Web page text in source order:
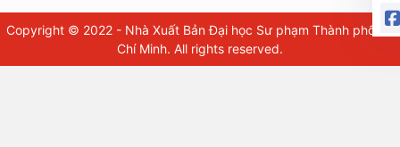
Copyright © 2022 - Nhà Xuất Bản Đại học Sư phạm Thành phố Hồ
Chí Minh. All rights reserved.